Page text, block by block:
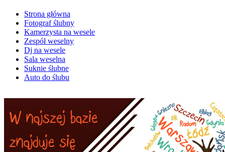
Strona główna
Fotograf ślubny
Kamerzysta na wesele
Zespół weselny
Dj na wesele
Sala weselna
Suknie ślubne
Auto do ślubu